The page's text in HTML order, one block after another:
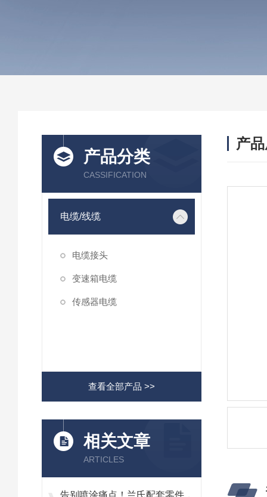
产品分类
CASSIFICATION
电缆/线缆
电缆接头
变速箱电缆
传感器电缆
查看全部产品 >>
相关文章
ARTICLES
告别喷涂痛点！兰氏配套零件，
产